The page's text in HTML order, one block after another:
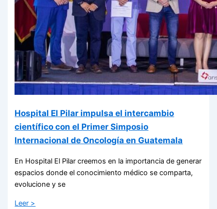
Hospital El Pilar impulsa el intercambio
científico con el Primer Simposio
Internacional de Oncología en Guatemala
En Hospital El Pilar creemos en la importancia de generar
espacios donde el conocimiento médico se comparta,
evolucione y se
Leer >